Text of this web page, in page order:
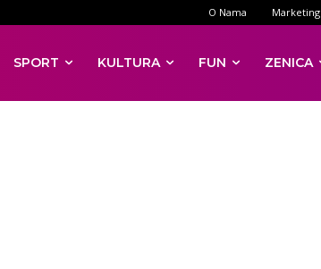
O Nama Marketing
SPORT KULTURA FUN ZENICA